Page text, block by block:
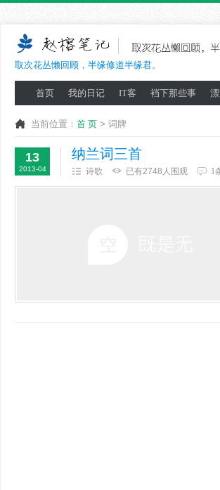
取次花丛懒回顾，半缘修道半缘君。
首页 我的日记 IT客 裆下那些事
当前位置： 首 页 > 词牌
13
2013-04
纳兰词三首
诗歌 已有2748人围观 1